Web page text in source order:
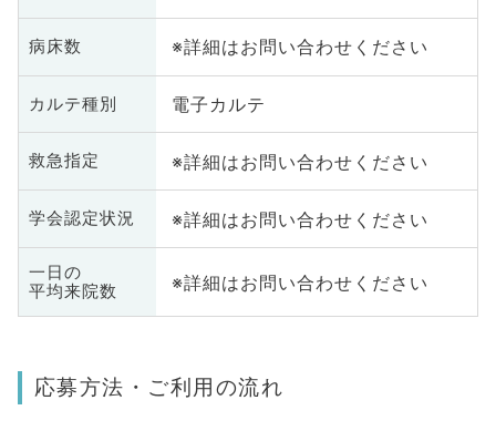
病床数 ※詳細はお問い合わせください
カルテ種別 電子カルテ
救急指定 ※詳細はお問い合わせください
学会認定状況 ※詳細はお問い合わせください
一日の
平均来院数
※詳細はお問い合わせください
応募方法・ご利用の流れ